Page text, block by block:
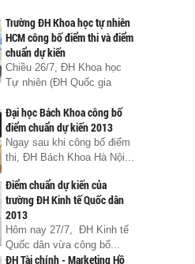
Trường ĐH Khoa học tự nhiên
HCM công bố điểm thi và điểm
chuẩn dự kiến
Chiều 26/7, ĐH Khoa học
Tự nhiên (ĐH Quốc gia
Đại học Bách Khoa công bố
điểm chuẩn dự kiến 2013
Ngay sau khi công bố điểm
thi, ĐH Bách Khoa Hà Nội...
Điểm chuẩn dự kiến của
trường ĐH Kinh tế Quốc dân
2013
Hôm nay 27/7, ĐH Kinh tế
Quốc dân vừa công bố...
ĐH Tài chính - Marketing Hồ